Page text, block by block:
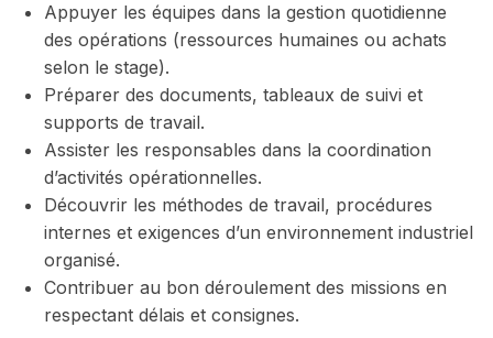
Appuyer les équipes dans la gestion quotidienne
des opérations (ressources humaines ou achats
selon le stage).
Préparer des documents, tableaux de suivi et
supports de travail.
Assister les responsables dans la coordination
d’activités opérationnelles.
Découvrir les méthodes de travail, procédures
internes et exigences d’un environnement industriel
organisé.
Contribuer au bon déroulement des missions en
respectant délais et consignes.